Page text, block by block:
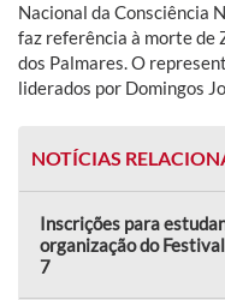
Nacional da Consciência
faz referência à morte de
dos Palmares. O
liderados por Domingos
NOTÍCIAS
Inscrições para
organização do
7